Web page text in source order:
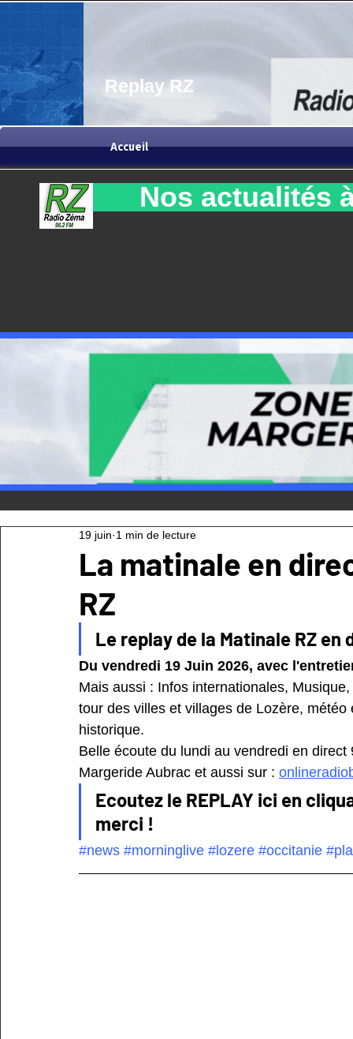
Replay RZ
Accueil
Nos actualités
La matinale en
RZ
19 juin 1 min de lecture
Le replay de la Matinale RZ
Du vendredi 19 Juin 2026, avec
Mais aussi : Infos internationales,
tour des villes et villages de Lozère,
historique.
Belle écoute du lundi au vendredi en direct
Margeride Aubrac et aussi sur :
Ecoutez le REPLAY ici en
merci !
#news #morninglive #lozere #occitanie